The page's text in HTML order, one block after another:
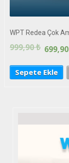
WPT Redea Çok
999,90₺ 699,90
Sepete Ekle